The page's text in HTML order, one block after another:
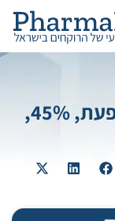
ארה”ב: יעילות החיסון נגד שפעת, 45%,